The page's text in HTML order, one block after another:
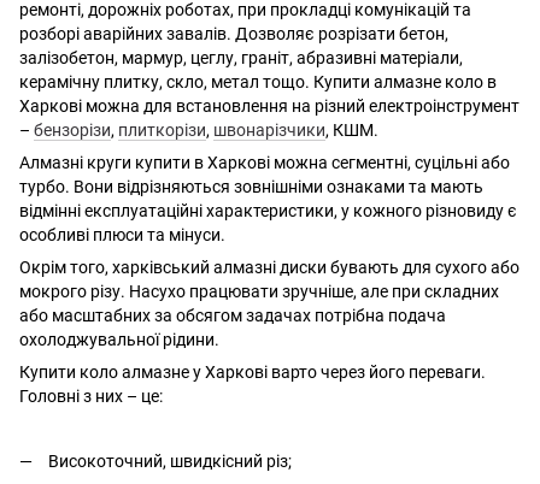
ремонті, дорожніх роботах, при прокладці комунікацій та
розборі аварійних завалів. Дозволяє розрізати бетон,
залізобетон, мармур, цеглу, граніт, абразивні матеріали,
керамічну плитку, скло, метал тощо. Купити алмазне коло в
Харкові можна для встановлення на різний електроінструмент
– бензорізи, плиткорізи, швонарізчики, КШМ.
Алмазні круги купити в Харкові можна сегментні, суцільні або
турбо. Вони відрізняються зовнішніми ознаками та мають
відмінні експлуатаційні характеристики, у кожного різновиду є
особливі плюси та мінуси.
Окрім того, харківський алмазні диски бувають для сухого або
мокрого різу. Насухо працювати зручніше, але при складних
або масштабних за обсягом задачах потрібна подача
охолоджувальної рідини.
Купити коло алмазне у Харкові варто через його переваги.
Головні з них – це:
Високоточний, швидкісний різ;